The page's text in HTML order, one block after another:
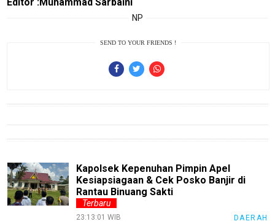
NP
SEND TO YOUR FRIENDS !
Kapolsek Kepenuhan Pimpin Apel
Kesiapsiagaan & Cek Posko Banjir di
Rantau Binuang Sakti
Terbaru
23:13:01 WIB DAERAH
Blog
Techno
Guide